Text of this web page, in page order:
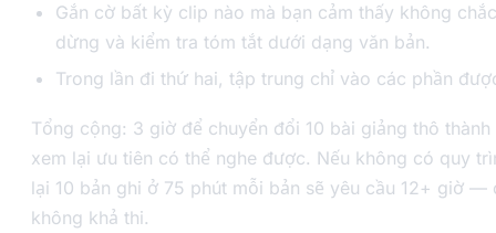
Gắn cờ bất kỳ clip nào mà bạn cảm thấy không
dừng và kiểm tra tóm tắt dưới dạng văn bản.
Trong lần đi thứ hai, tập trung chỉ vào các phần
Tổng cộng: 3 giờ để chuyển đổi 10 bài giảng thô thành
xem lại ưu tiên có thể nghe được. Nếu không có quy
lại 10 bản ghi ở 75 phút mỗi bản sẽ yêu cầu 12+ giờ —
không khả thi.